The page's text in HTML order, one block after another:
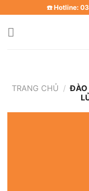
content
☎️ Hotline:
TRANG CHỦ / ĐÀO